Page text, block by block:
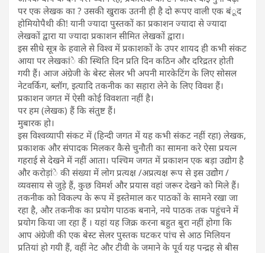
पर एक लेखक का ? उसकी खुराक उतनी ही है दो रूपए वाली एक बंूद
होमियोपैथी की! यानी ज्यादा पुस्तकों का प्रकाशन ज्यादा से ज्यादा
लेखकों द्वारा या ज्यादा प्रकाशन सीमित लेखकों द्वारा।
इस सीधे सूत्र के हवाले से विश्व में प्रकाशकों के उपर शायद ही कभी संकट
आया पर लेखकांे की स्थिति दिन प्रति दिन कठिन और दरिद्रतर होती
गयी हैं। आज अंग्रेजी के बेस्ट सेलर भी अपनी मारकेटिंग के लिए सोसल
नेटवर्किग, ब्लॉग, इत्यादि तकनीक का सहारा लेने के लिए विवश हैं।
प्रकाशन जगत में ऐसी कोई विवशता नहीं है।
पर हम (लेखक) हैं कि संतुष्ट हैं।
मुबारक हो।
इस विश्वव्यापी संकट में (हिन्दी जगत में यह कभी संकट नहीं रहा) लेखक,
प्रकाशक और संपादक मिलकर कैसे चुनौती का सामना करे ऐसा प्रयत्न
गहराई से देखने में नहीं आता। पश्चिम जगत में प्रकाशन एक बड़ा उद्योग है
और करोड़ांे की संख्या में लोग प्रत्यक्ष /अप्रत्यक्ष रूप से इस उद्योेग /
व्यवसाय से जुड़े हैं, कुछ विमर्श और प्रयास वहां जरूर देखने को मिले हैं।
तकनीक को विकल्प के रूप में इस्तेमाल कर पाठकों के सामने रखा जा
रहा है, और तकनीक का प्रयोग पाठक बनाने, नये पाठक तक पहुंचने में
प्रयोग किया जा रहा हैं । यहां यह जिक्र करना बहुत बुरा नहीं होगा कि
आप अंग्रेजी की एक बेस्ट सेलर पुस्तक घटकर पांच से आठ मिलियन
प्रतियां हो गयी हैं, वहीं नेट और टीवी के जमाने के पूर्व यह पन्द्रह से बीस